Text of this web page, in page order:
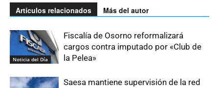
Artículos relacionados Más del autor
Noticia del Día
Fiscalía de Osorno reformalizará
cargos contra imputado por «Club de
la Pelea»
Saesa mantiene supervisión de la red